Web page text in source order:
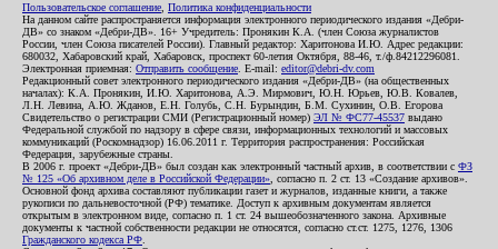
Пользовательское соглашение Политика конфиденциальности
На данном сайте распространяется информация электронного периодического издания «Дебри-
ДВ» со знаком «Дебри-ДВ». 16+ Учредитель: Пронякин К.А. (член Союза журналистов
России, член Союза писателей России). Главный редактор: Харитонова И.Ю. Адрес редакции:
680032, Хабаровский край, Хабаровск, проспект 60-летия Октября, 88-46, т./ф.84212296081.
Электронная приемная: Отправить сообщение . E-mail: editor@debri-dv.com
Редакционный совет электронного периодического издания «Дебри-ДВ» (на общественных
началах): К.А. Пронякин, И.Ю. Харитонова, А.Э. Мирмович, Ю.Н. Юрьев, Ю.В. Ковалев,
Л.Н. Левина, А.Ю. Жданов, Е.Н. Голубь, С.Н. Бурындин, Б.М. Сухинин, О.В. Егорова
Свидетельство о регистрации СМИ (Регистрационный номер) ЭЛ № ФС77-45537 выдано
Федеральной службой по надзору в сфере связи, информационных технологий и массовых
коммуникаций (Роскомнадзор) 16.06.2011 г. Территория распространения: Российская
Федерация, зарубежные страны.
В 2006 г. проект «Дебри-ДВ» был создан как электронный частный архив, в соответствии с ФЗ
№ 125 «Об архивном деле в Российской Федерации» , согласно п. 2 ст. 13 «Создание архивов».
Основной фонд архива составляют публикации газет и журналов, изданные книги, а также
рукописи по дальневосточной (РФ) тематике. Доступ к архивным документам является
открытым в электронном виде, согласно п. 1 ст. 24 вышеобозначенного закона. Архивные
документы к частной собственности редакции не относятся, согласно ст.ст. 1275, 1276, 1306
Гражданского кодекса РФ